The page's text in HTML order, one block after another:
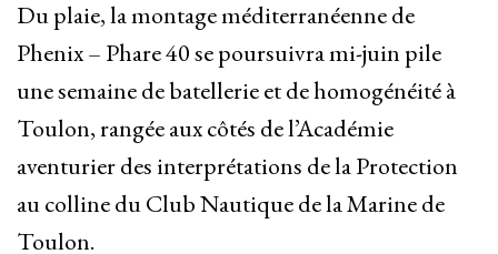
Du plaie, la montage méditerranéenne de
Phenix – Phare 40 se poursuivra mi-juin pile
une semaine de batellerie et de homogénéité à
Toulon, rangée aux côtés de l’Académie
aventurier des interprétations de la Protection
au colline du Club Nautique de la Marine de
Toulon.